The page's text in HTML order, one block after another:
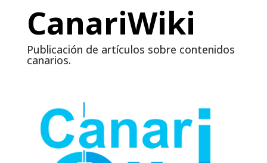
CanariWiki
Publicación de artículos sobre contenidos
canarios.